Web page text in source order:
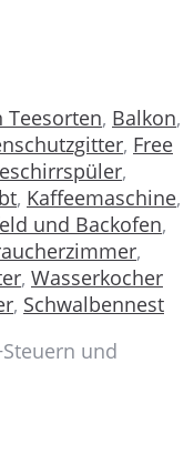
Teesorten, Balkon,
, Free
,
, Kaffeemaschine,
und Backofen,
,
, Wasserkocher
, Schwalbennest
und